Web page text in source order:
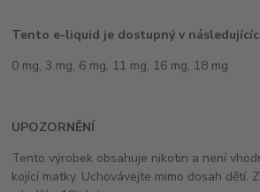
Tento e-liquid je dostupný v
0 mg, 3 mg, 6 mg, 11 mg, 16 mg, 18 mg
UPOZORNĚNÍ
Tento výrobek obsahuje nikotin a není
kojící matky. Uchovávejte mimo dosah dětí.